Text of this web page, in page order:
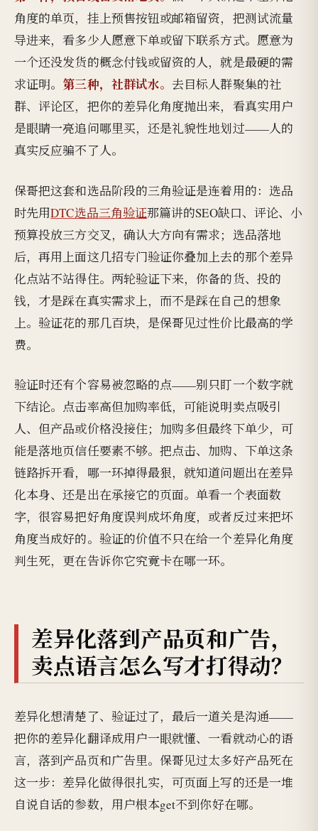
角度的单页，挂上预售按钮或邮箱留资，把测试流量
导进来，看多少人愿意下单或留下联系方式。愿意为
一个还没发货的概念付钱或留资的人，就是最硬的需
求证明。 第三种，社群试水。去目标人群聚集的社
群、评论区，把你的差异化角度抛出来，看真实用户
是眼睛一亮追问哪里买，还是礼貌性地划过——人的
真实反应骗不了人。
保哥把这套和选品阶段的三角验证是连着用的：选品
时先用DTC选品三角验证那篇讲的SEO缺口、评论、小
预算投放三方交叉，确认大方向有需求；选品落地
后，再用上面这几招专门验证你叠加上去的那个差异
化点站不站得住。两轮验证下来，你备的货、投的
钱，才是踩在真实需求上，而不是踩在自己的想象
上。验证花的那几百块，是保哥见过性价比最高的学
费。
验证时还有个容易被忽略的点——别只盯一个数字就
下结论。点击率高但加购率低，可能说明卖点吸引
人、但产品或价格没接住；加购多但最终下单少，可
能是落地页信任要素不够。把点击、加购、下单这条
链路拆开看，哪一环掉得最狠，就知道问题出在差异
化本身、还是出在承接它的页面。单看一个表面数
字，很容易把好角度误判成坏角度，或者反过来把坏
角度当成好的。验证的价值不只在给一个差异化角度
判生死，更在告诉你它究竟卡在哪一环。
差异化落到产品页和广告，
卖点语言怎么写才打得动？
差异化想清楚了、验证过了，最后一道关是沟通——
把你的差异化翻译成用户一眼就懂、一看就动心的语
言，落到产品页和广告里。保哥见过太多好产品死在
这一步：差异化做得很扎实，可页面上写的还是一堆
自说自话的参数，用户根本get不到你好在哪。